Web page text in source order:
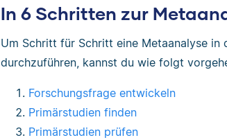
In 6 Schritten zur
Um Schritt für Schritt eine Metaanalyse in
durchzuführen, kannst du wie folgt
Forschungsfrage entwickeln
Primärstudien finden
Primärstudien prüfen